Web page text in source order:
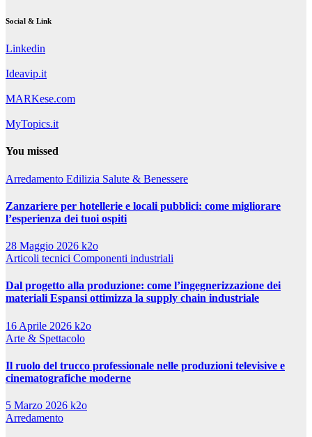
Social & Link
Linkedin
Ideavip.it
MARKese.com
MyTopics.it
You missed
Arredamento Edilizia Salute & Benessere
Zanzariere per hotellerie e locali pubblici: come migliorare
l’esperienza dei tuoi ospiti
28 Maggio 2026 k2o
Articoli tecnici Componenti industriali
Dal progetto alla produzione: come l’ingegnerizzazione dei
materiali Espansi ottimizza la supply chain industriale
16 Aprile 2026 k2o
Arte & Spettacolo
Il ruolo del trucco professionale nelle produzioni televisive e
cinematografiche moderne
5 Marzo 2026 k2o
Arredamento